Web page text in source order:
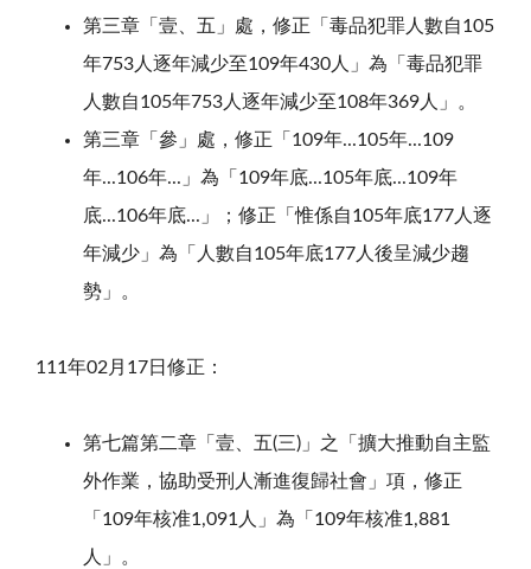
第三章「壹、五」處，修正「毒品犯罪人數自105
年753人逐年減少至109年430人」為「毒品犯罪
人數自105年753人逐年減少至108年369人」。
第三章「參」處，修正「109年...105年...109
年...106年...」為「109年底...105年底...109年
底...106年底...」；修正「惟係自105年底177人逐
年減少」為「人數自105年底177人後呈減少趨
勢」。
111年02月17日修正：
第七篇第二章「壹、五(三)」之「擴大推動自主監
外作業，協助受刑人漸進復歸社會」項，修正
「109年核准1,091人」為「109年核准1,881
人」。